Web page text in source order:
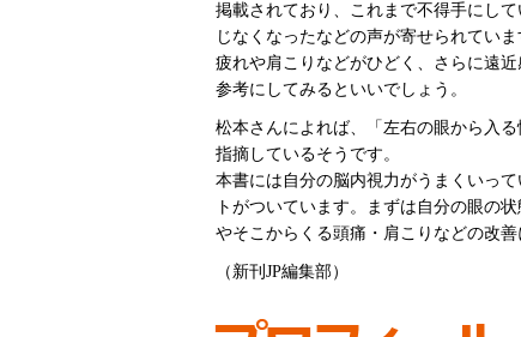
掲載されており、これまで不得手にし
じなくなったなどの声が寄せられていま
疲れや肩こりなどがひどく、さらに遠
参考にしてみるといいでしょう。
松本さんによれば、「左右の眼から入
指摘しているそうです。
本書には自分の脳内視力がうまくいっ
トがついています。まずは自分の眼の
やそこからくる頭痛・肩こりなどの改善
（新刊JP編集部）